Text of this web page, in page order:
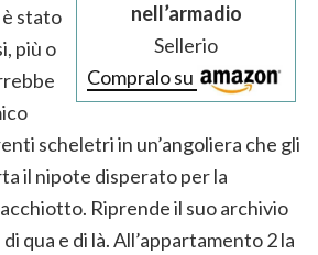
nell’armadio
Sellerio
Compralo su
stato
più o
scheletri in un’angoliera che gli
il nipote disperato per la
Riprende il suo archivio
qua e di là. All’appartamento 2 la